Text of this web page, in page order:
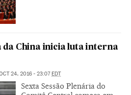
da China inicia luta interna
24, 2016 - 23:07EDT
Sexta Sessão Plenária do